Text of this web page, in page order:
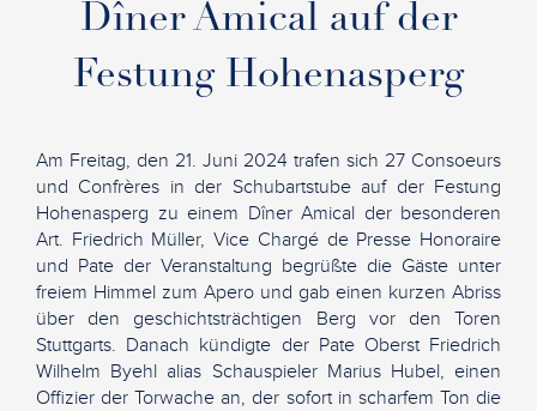
Dîner Amical auf der
Festung Hohenasperg
Am Freitag, den 21. Juni 2024 trafen sich 27 Consoeurs
und Confrères in der Schubartstube auf der Festung
Hohenasperg zu einem Dîner Amical der besonderen
Art. Friedrich Müller, Vice Chargé de Presse Honoraire
und Pate der Veranstaltung begrüßte die Gäste unter
freiem Himmel zum Apero und gab einen kurzen Abriss
über den geschichtsträchtigen Berg vor den Toren
Stuttgarts. Danach kündigte der Pate Oberst Friedrich
Wilhelm Byehl alias Schauspieler Marius Hubel, einen
Offizier der Torwache an, der sofort in scharfem Ton die